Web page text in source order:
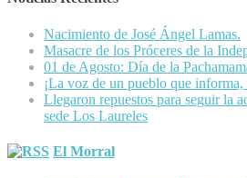
Nacimiento de José Ángel Lamas.
Masacre de los Próceres de la
01 de Agosto: Día de la
¡La voz de un pueblo que
Llegaron repuestos para seguir la
sede Los Laureles
El Morral